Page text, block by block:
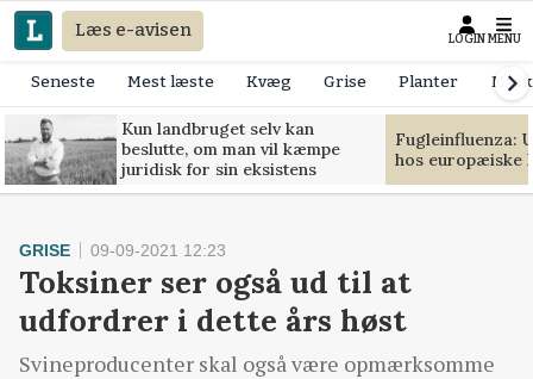
Læs e-avisen LOGIN MENU
Seneste Mest læste Kvæg Grise Planter
Kun landbruget selv kan
beslutte, om man vil kæmpe
juridisk for sin eksistens
Fugleinfluenza:
hos europæiske
GRISE 09-09-2021 12:23
Toksiner ser også ud til at
udfordrer i dette års høst
Svineproducenter skal også være opmærksomme